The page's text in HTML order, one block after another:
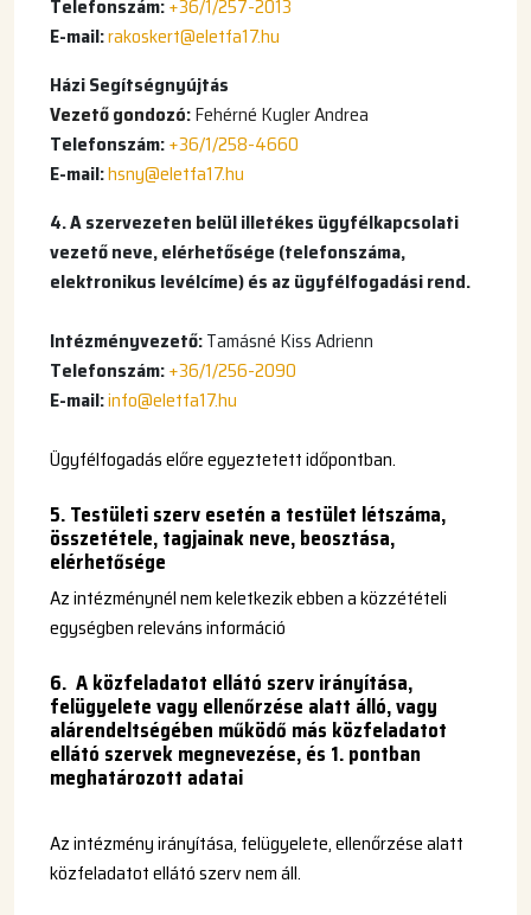
Telefonszám:+36/1/257-2013
E-mail:rakoskert@eletfa17.hu
Házi Segítségnyújtás
Vezető gondozó:Fehérné Kugler Andrea
Telefonszám:+36/1/258-4660
E-mail:hsny@eletfa17.hu
4. A szervezeten belül illetékes ügyfélkapcsolati
vezető neve, elérhetősége (telefonszáma,
elektronikus levélcíme) és az ügyfélfogadási rend.
Intézményvezető:Tamásné Kiss Adrienn
Telefonszám:+36/1/256-2090
E-mail:info@eletfa17.hu
Ügyfélfogadás előre egyeztetett időpontban.
5. Testületi szerv esetén a testület létszáma,
összetétele, tagjainak neve, beosztása,
elérhetősége
Az intézménynél nem keletkezik ebben a közzétételi
egységben releváns információ
6. A közfeladatot ellátó szerv irányítása,
felügyelete vagy ellenőrzése alatt álló, vagy
alárendeltségében működő más közfeladatot
ellátó szervek megnevezése, és 1. pontban
meghatározott adatai
Az intézmény irányítása, felügyelete, ellenőrzése alatt
közfeladatot ellátó szerv nem áll.